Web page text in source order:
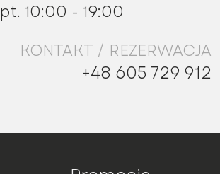
pt. 10:00 - 19:00
KONTAKT / REZERWACJA
+48 605 729 912